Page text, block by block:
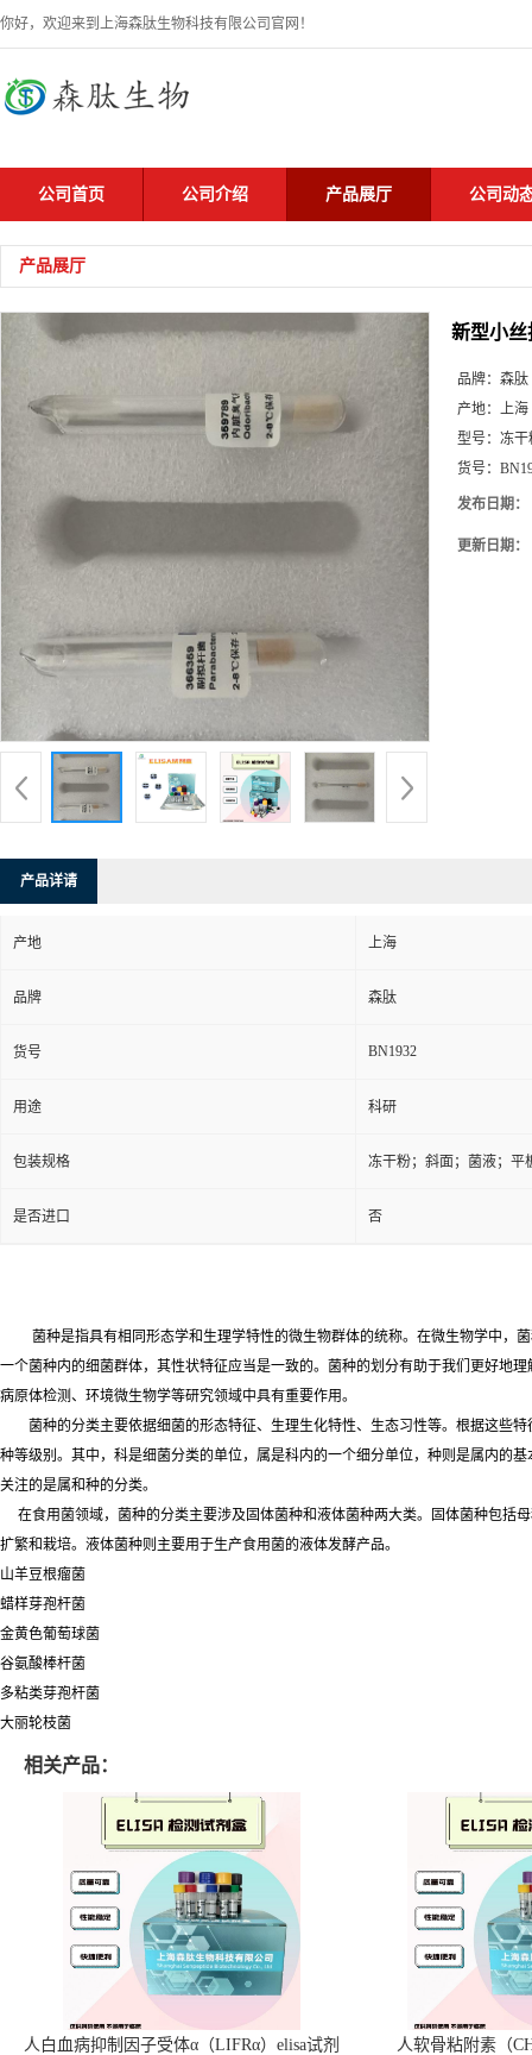
你好，欢迎来到上海森肽生物科技有限公司官网！
公司首页 公司介绍 产品展厅 公司动
产品展厅
新型小丝
品牌： 森肽
产地： 上海
型号： 冻干
货号：
发布日期：
更新日期：
产品详请
产地 上海
品牌 森肽
货号 BN1932
用途 科研
包装规格 冻干粉；斜面；菌液；平
是否进口 否
菌种是指具有相同形态学和生理学特性的微生物群体的统称。在微生物学中，菌
一个菌种内的细菌群体，其性状特征应当是一致的。菌种的划分有助于我们更好地
病原体检测、环境微生物学等研究领域中具有重要作用。
菌种的分类主要依据细菌的形态特征、生理生化特性、生态习性等。根据这些特
种等级别。其中，科是细菌分类的单位，属是科内的一个细分单位，种则是属内的
关注的是属和种的分类。
在食用菌领域，菌种的分类主要涉及固体菌种和液体菌种两大类。固体菌种包括
扩繁和栽培。液体菌种则主要用于生产食用菌的液体发酵产品。
山羊豆根瘤菌
蜡样芽孢杆菌
金黄色葡萄球菌
谷氨酸棒杆菌
多粘类芽孢杆菌
大丽轮枝菌
相关产品：
人白血病抑制因子受体α（LIFRα）elisa试剂
人软骨粘附素（